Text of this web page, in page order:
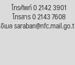
โทรศัพท์ 0 2142 3901
โทรสาร 0 2143 7608
อีเมล